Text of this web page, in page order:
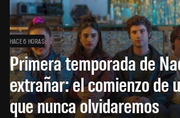
HACE 6 HORAS
Primera temporada de
extrañar: el comienzo de
que nunca olvidaremos